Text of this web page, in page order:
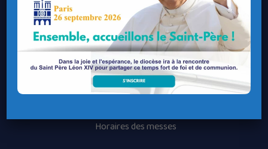
Le Diocèse de Quimper et Léon
Contacter le Diocèse
Contacter ma Paroisse
Contacter un service
Contacter une permanence
Horaires des messes